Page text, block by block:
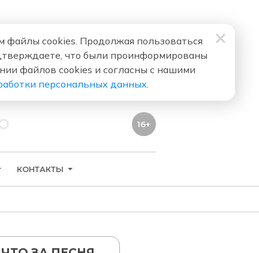
16+
КОНТАКТЫ
файлы cookies. Продолжая пользоваться
что были проинформированы
файлов cookies и согласны с нашими
персональных данных.